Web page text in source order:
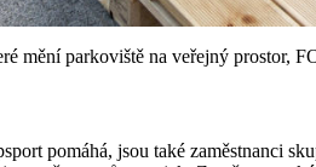
mění parkoviště na veřejný prostor,
pomáhá, jsou také zaměstnanci